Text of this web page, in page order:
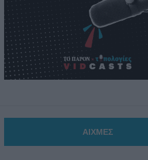
ΑΙΧΜΕΣ